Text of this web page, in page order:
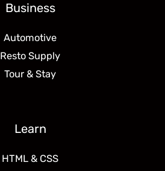
Business
Automotive
Resto Supply
Tour & Stay
Learn
HTML & CSS